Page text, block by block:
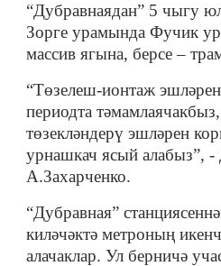
“Дубравнаядан” 5 чыгу
Зорге урамында Фучик
массив ягына, берсе –
“Төзелеш-ионтаж
периодта
төзекләндерү эшләрен
урнашкач ясый алабыз”, -
А.Захарченко.
“Дубравная”
киләчәктә метроның
алачаклар. Ул берничә